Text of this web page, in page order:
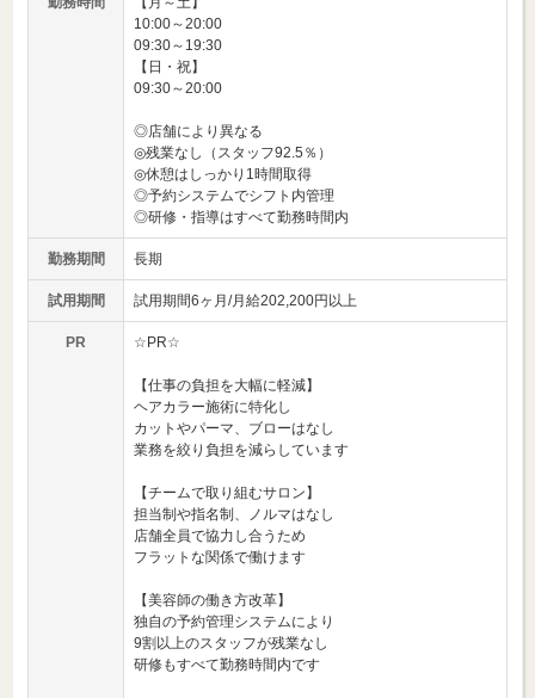
10:00～20:00
09:30～19:30
【日・祝】
09:30～20:00
◎店舗により異なる
◎残業なし（スタッフ92.5％）
◎休憩はしっかり1時間取得
◎予約システムでシフト内管理
◎研修・指導はすべて勤務時間内
勤務期間 長期
試用期間 試用期間6ヶ月/月給202,200円以上
PR ☆PR☆
【仕事の負担を大幅に軽減】
ヘアカラー施術に特化し
カットやパーマ、ブローはなし
業務を絞り負担を減らしています
【チームで取り組むサロン】
担当制や指名制、ノルマはなし
店舗全員で協力し合うため
フラットな関係で働けます
【美容師の働き方改革】
独自の予約管理システムにより
9割以上のスタッフが残業なし
研修もすべて勤務時間内です